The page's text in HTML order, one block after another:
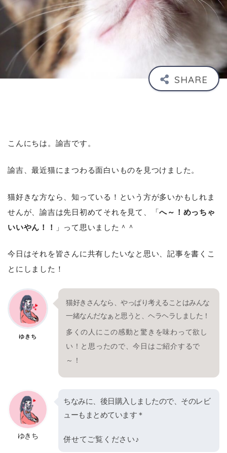
こんにちは。諭吉です。
諭吉、最近猫にまつわる面白いものを見つけました。
猫好きな方なら、知っている！という方が多いかもしれま
せんが、諭吉は先日初めてそれを見て、「へ～！めっちゃ
いいやん！！
」って思いました＾＾
今日はそれを皆さんに共有したいなと思い、記事を書くこ
とにしました！
ゆきち
猫好きさんなら、やっぱり考えることはみんな
一緒なんだなぁと思うと、ヘラヘラしました！
多くの人にこの感動と驚きを味わって欲し
い！と思ったので、今日はご紹介するで
～！
ゆきち
ちなみに、後日購入しましたので、そのレビ
ューもまとめています＊
併せてご覧ください♪